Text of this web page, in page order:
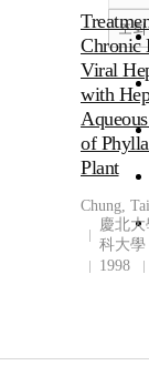
조회
Chronic
Viral
with
of
Plant
Chung,
慶北
科大學
1998